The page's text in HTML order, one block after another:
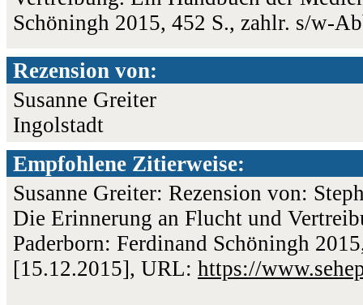
Schöningh 2015, 452 S., zahlr. s/w-
Rezension von:
Susanne Greiter
Ingolstadt
Empfohlene Zitierweise:
Susanne Greiter: Rezension von:
Die Erinnerung an Flucht und
Paderborn: Ferdinand Schöningh
[15.12.2015], URL: https://